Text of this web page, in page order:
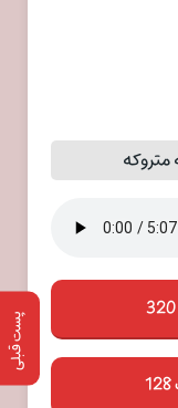
پست قبلی
متروکه